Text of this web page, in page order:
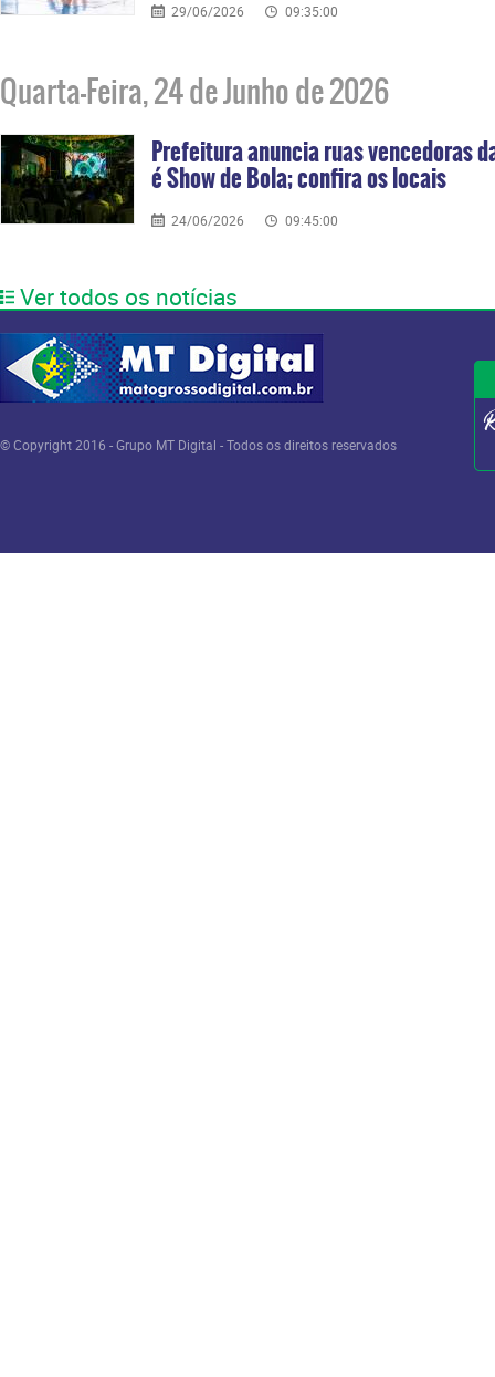
29/06/2026 09:35:00
Quarta-Feira, 24 de Junho de 2026
Prefeitura anuncia ruas vencedoras
é Show de Bola; confira os locais
24/06/2026 09:45:00
Ver todos os notícias
© Copyright 2016 - Grupo MT Digital - Todos os direitos reservados